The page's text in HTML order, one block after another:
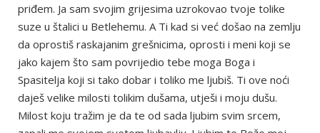
priđem. Ja sam svojim grijesima uzrokovao tvoje tolike
suze u štalici u Betlehemu. A Ti kad si već došao na zemlju
da oprostiš raskajanim grešnicima, oprosti i meni koji se
jako kajem što sam povrijedio tebe moga Boga i
Spasitelja koji si tako dobar i toliko me ljubiš. Ti ove noći
daješ velike milosti tolikim dušama, utješi i moju dušu.
Milost koju tražim je da te od sada ljubim svim srcem,